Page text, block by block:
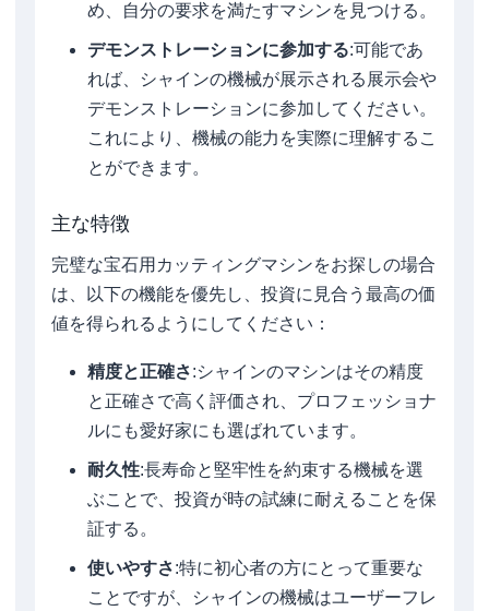
め、自分の要求を満たすマシンを見つける。
デモンストレーションに参加する:可能であ
れば、シャインの機械が展示される展示会や
デモンストレーションに参加してください。
これにより、機械の能力を実際に理解するこ
とができます。
主な特徴
完璧な宝石用カッティングマシンをお探しの場合
は、以下の機能を優先し、投資に見合う最高の価
値を得られるようにしてください：
精度と正確さ:シャインのマシンはその精度
と正確さで高く評価され、プロフェッショナ
ルにも愛好家にも選ばれています。
耐久性:長寿命と堅牢性を約束する機械を選
ぶことで、投資が時の試練に耐えることを保
証する。
使いやすさ:特に初心者の方にとって重要な
ことですが、シャインの機械はユーザーフレ